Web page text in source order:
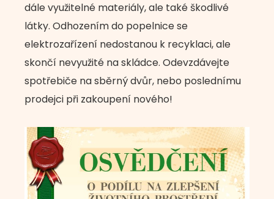
dále využitelné materiály, ale také škodlivé
látky. Odhozením do popelnice se
elektrozařízení nedostanou k recyklaci, ale
skončí nevyužité na skládce. Odevzdávejte
spotřebiče na sběrný dvůr, nebo poslednímu
prodejci při zakoupení nového!